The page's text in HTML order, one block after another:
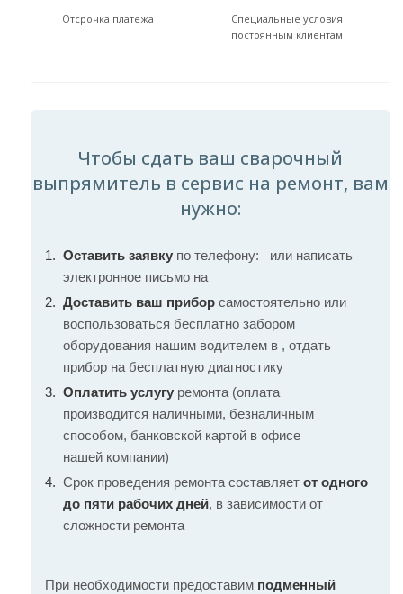
Отсрочка платежа
Специальные условия
постоянным клиентам
Чтобы сдать ваш сварочный
выпрямитель в сервис на ремонт, вам
нужно:
Оставить заявку по телефону:
или написать
электронное письмо на
Доставить ваш прибор самостоятельно или
воспользоваться бесплатно забором
оборудования нашим водителем в , отдать
прибор на бесплатную диагностику
Оплатить услугу ремонта (оплата
производится наличными, безналичным
способом, банковской картой в офисе
нашей компании)
Срок проведения ремонта составляет от одного
до пяти рабочих дней, в зависимости от
сложности ремонта
При необходимости предоставим подменный